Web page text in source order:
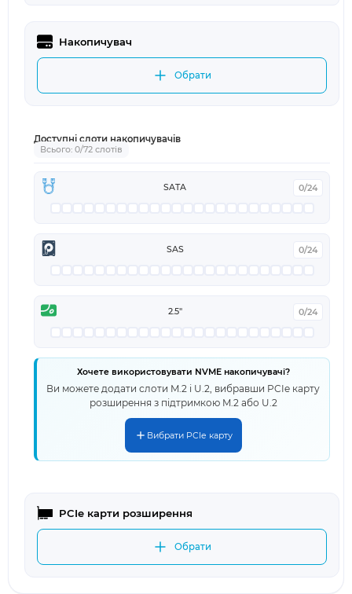
Накопичувач
Обрати
Доступні слоти накопичувачів
Всього: 0/72 слотів
SATA 0/24
SAS 0/24
2.5" 0/24
Хочете використовувати NVME накопичувачі?
Ви можете додати слоти M.2 і U.2, вибравши PCIe карту
розширення з підтримкою M.2 або U.2
Вибрати PCIe карту
PCIe карти розширення
Обрати